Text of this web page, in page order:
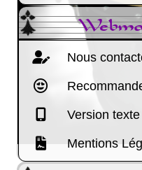
Nous
Version texte
Mentions